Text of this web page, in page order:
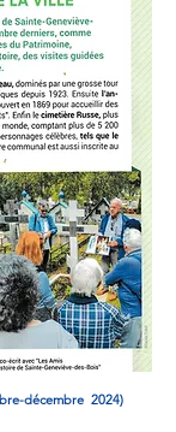
décembre 2024)